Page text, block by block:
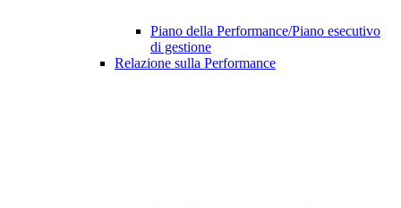
Piano della Performance/Piano esecutivo
di gestione
Relazione sulla Performance